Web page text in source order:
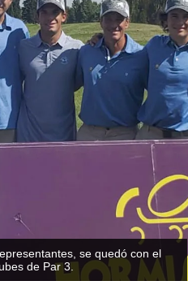
se quedó con el
de Par 3.